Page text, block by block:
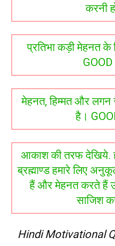
करनी
प्रतिभा कड़ी मेहनत के
मेहनत, हिम्मत और लगन
है।
आकाश की तरफ देखिये.
ब्रह्माण्ड हमारे लिए
हैं और मेहनत करते हैं
साजिश
Hindi Motivational